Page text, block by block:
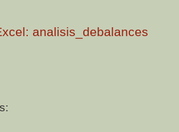
analisis_debalances